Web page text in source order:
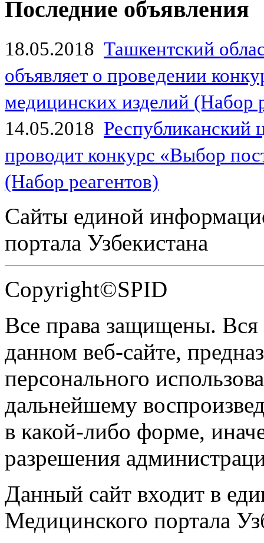
Последние объявления
18.05.2018 Ташкентский
объявляет о проведении
медицинских изделий (Набор
14.05.2018
проводит конкурс «Выбор
(Набор реагентов)
Сайты единой
портала Узбекистана
Copyright©SPID
Все права защищены.
данном веб-сайте,
персонального
дальнейшему
в какой-либо форме,
разрешения
Данный сайт входит в
Медицинского портала